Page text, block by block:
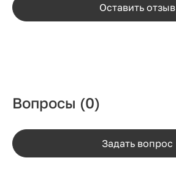
Оставить отзыв
Вопросы (0)
Задать вопрос